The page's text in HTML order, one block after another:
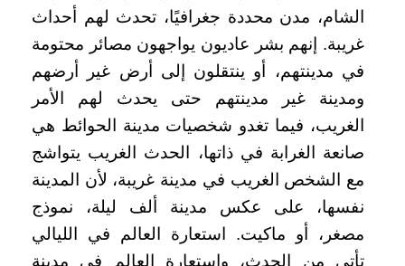
الشام، مدن محددة جغرافيًا، تحدث لهم أحداث
غريبة. إنهم بشر عاديون يواجهون مصائر محتومة
في مدينتهم، أو ينتقلون إلى أرض غير أرضهم
ومدينة غير مدينتهم حتى يحدث لهم الأمر
الغريب، فيما تغدو شخصيات مدينة الحوائط هي
صانعة الغرابة في ذاتها، الحدث الغريب يتواشج
مع الشخص الغريب في مدينة غريبة، لأن المدينة
نفسها، على عكس مدينة ألف ليلة، نموذج
مصغر، أو ماكيت. استعارة العالم في الليالي
تأتي من الحدث، واستعارة العالم في مدينة